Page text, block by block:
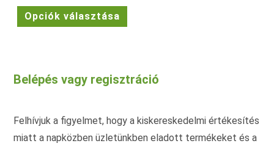
Opciók választása
Ennek
terméknek
a
termékoldalon
Belépés vagy regisztráció
Felhívjuk a figyelmet, hogy a kiskereskedelmi értékesítés
miatt a napközben üzletünkben eladott termékeket és a